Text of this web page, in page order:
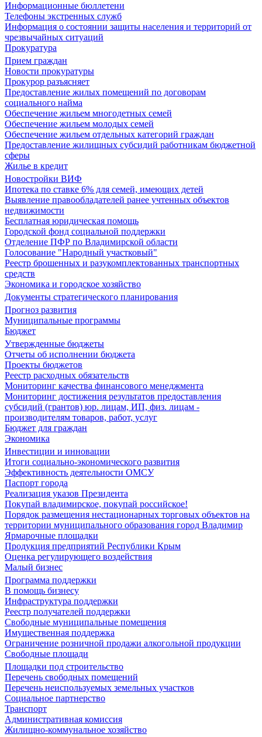
Информационные бюллетени
Телефоны экстренных служб
Информация о состоянии защиты населения и территорий от
чрезвычайных ситуаций
Прокуратура
Прием граждан
Новости прокуратуры
Прокурор разъясняет
Предоставление жилых помещений по договорам
социального найма
Обеспечение жильем многодетных семей
Обеспечение жильем молодых семей
Обеспечение жильем отдельных категорий граждан
Предоставление жилищных субсидий работникам бюджетной
сферы
Жилье в кредит
Новостройки ВИФ
Ипотека по ставке 6% для семей, имеющих детей
Выявление правообладателей ранее учтенных объектов
недвижимости
Бесплатная юридическая помощь
Городской фонд социальной поддержки
Отделение ПФР по Владимирской области
Голосование "Народный участковый"
Реестр брошенных и разукомплектованных транспортных
средств
Экономика и городское хозяйство
Документы стратегического планирования
Прогноз развития
Муниципальные программы
Бюджет
Утвержденные бюджеты
Отчеты об исполнении бюджета
Проекты бюджетов
Реестр расходных обязательств
Мониторинг качества финансового менеджмента
Мониторинг достижения результатов предоставления
субсидий (грантов) юр. лицам, ИП, физ. лицам -
производителям товаров, работ, услуг
Бюджет для граждан
Экономика
Инвестиции и инновации
Итоги социально-экономического развития
Эффективность деятельности ОМСУ
Паспорт города
Реализация указов Президента
Покупай владимирское, покупай российское!
Порядок размещения нестационарных торговых объектов на
территории муниципального образования город Владимир
Ярмарочные площадки
Продукция предприятий Республики Крым
Оценка регулирующего воздействия
Малый бизнес
Программа поддержки
В помощь бизнесу
Инфраструктура поддержки
Реестр получателей поддержки
Свободные муниципальные помещения
Имущественная поддержка
Ограничение розничной продажи алкогольной продукции
Свободные площади
Площадки под строительство
Перечень свободных помещений
Перечень неиспользуемых земельных участков
Социальное партнерство
Транспорт
Административная комиссия
Жилищно-коммунальное хозяйство